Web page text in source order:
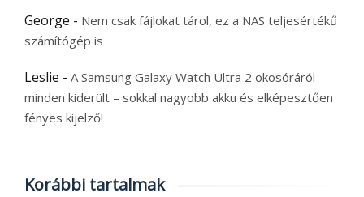
George - Nem csak fájlokat tárol, ez a NAS teljesértékű
számítógép is
Leslie - A Samsung Galaxy Watch Ultra 2 okosóráról
minden kiderült – sokkal nagyobb akku és elképesztően
fényes kijelző!
Korábbi tartalmak